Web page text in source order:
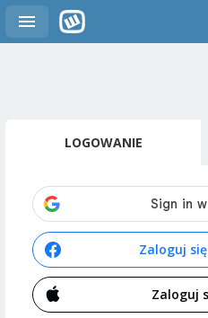
LOGOWANIE
Zaloguj
Zaloguj